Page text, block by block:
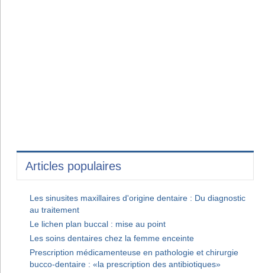
Articles populaires
Les sinusites maxillaires d'origine dentaire : Du diagnostic
au traitement
Le lichen plan buccal : mise au point
Les soins dentaires chez la femme enceinte
Prescription médicamenteuse en pathologie et chirurgie
bucco-dentaire : «la prescription des antibiotiques»